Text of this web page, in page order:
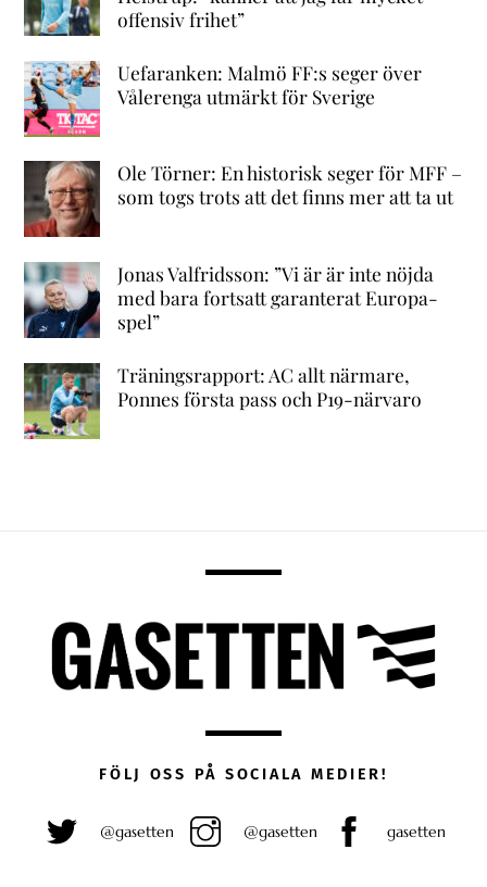
offensiv frihet”
Uefaranken: Malmö FF:s seger över
Vålerenga utmärkt för Sverige
Ole Törner: En historisk seger för MFF –
som togs trots att det finns mer att ta ut
Jonas Valfridsson: ”Vi är är inte nöjda
med bara fortsatt garanterat Europa-
spel”
Träningsrapport: AC allt närmare,
Ponnes första pass och P19-närvaro
FÖLJ OSS PÅ SOCIALA MEDIER!
@gasetten @gasetten gasetten